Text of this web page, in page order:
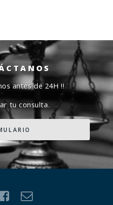
antes de 24H !!
tu consulta.